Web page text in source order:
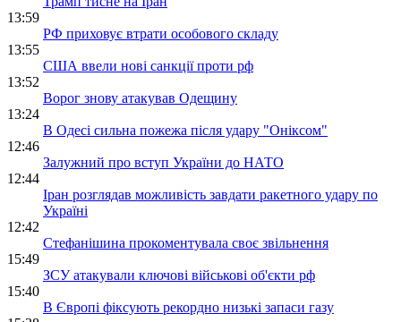
13:59
РФ приховує втрати особового складу
13:55
США ввели нові санкції проти рф
13:52
Ворог знову атакував Одещину
13:24
В Одесі сильна пожежа після удару "Оніксом"
12:46
Залужний про вступ України до НАТО
12:44
Іран розглядав можливість завдати ракетного удару по
Україні
12:42
Стефанішина прокоментувала своє звільнення
15:49
ЗСУ атакували ключові військові об'єкти рф
15:40
В Європі фіксують рекордно низькі запаси газу